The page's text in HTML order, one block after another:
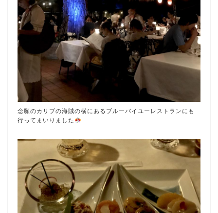
念願のカリブの海賊の横にあるブルーバイユーレストランにも
行ってまいりました